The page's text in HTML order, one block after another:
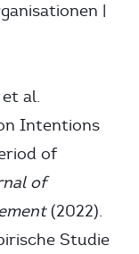
|
al.
Intentions
of
of
(2022).
Studie